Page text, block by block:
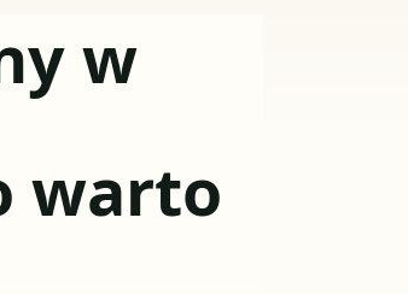
w
warto